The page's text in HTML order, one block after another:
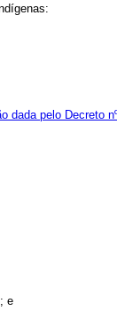
dada pelo Decreto
e